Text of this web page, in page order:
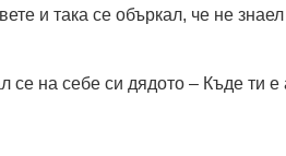
и така се объркал, че не
се на себе си дядото – Къде ти